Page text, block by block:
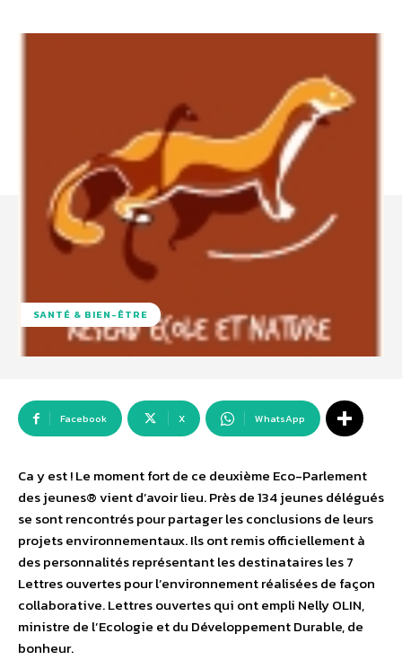
SANTÉ & BIEN-ÊTRE
Facebook X WhatsApp
Ca y est ! Le moment fort de ce deuxième Eco-Parlement
des jeunes® vient d’avoir lieu. Près de 134 jeunes délégués
se sont rencontrés pour partager les conclusions de leurs
projets environnementaux. Ils ont remis officiellement à
des personnalités représentant les destinataires les 7
Lettres ouvertes pour l’environnement réalisées de façon
collaborative. Lettres ouvertes qui ont empli Nelly OLIN,
ministre de l’Ecologie et du Développement Durable, de
bonheur.